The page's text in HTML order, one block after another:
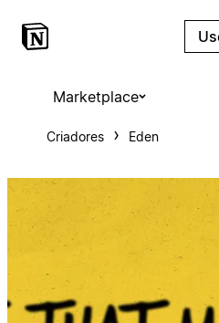
Marketplace
Criadores Eden